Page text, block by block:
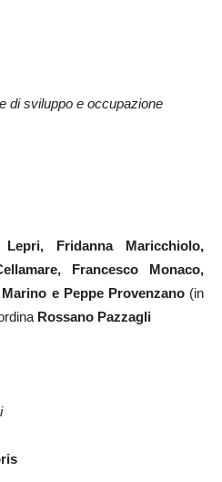
di sviluppo e occupazione
Fridanna Maricchiolo,
Francesco Monaco,
e Peppe Provenzano(in
Rossano Pazzagli